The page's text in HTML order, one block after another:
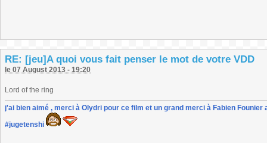
RE: [jeu]A quoi vous fait penser le mot de votre VDD
le 07 August 2013 - 19:20
Lord of the ring
j'ai bien aimé , merci à Olydri pour ce film et un grand merci à Fabien
#jugetenshi